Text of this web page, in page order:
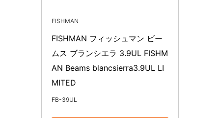
FISHMAN
FISHMAN フィッシュマン ビー
ムス ブランシエラ 3.9UL FISHM
AN Beams blancsierra3.9UL LI
MITED
FB-39UL